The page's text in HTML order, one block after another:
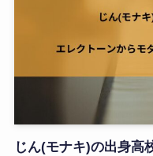
じん(モナキ)の出身高